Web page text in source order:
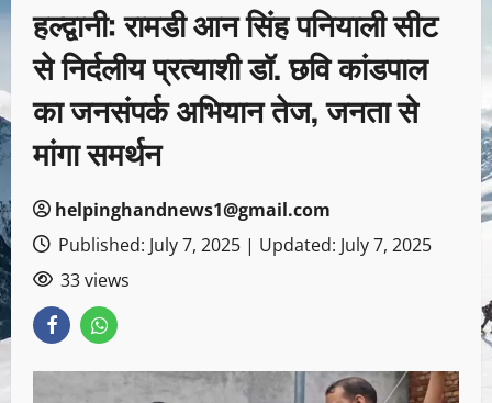
हल्द्वानी: रामडी आन सिंह पनियाली सीट
से निर्दलीय प्रत्याशी डॉ. छवि कांडपाल
का जनसंपर्क अभियान तेज, जनता से
मांगा समर्थन
helpinghandnews1@gmail.com
Published: July 7, 2025 | Updated: July 7, 2025
33 views